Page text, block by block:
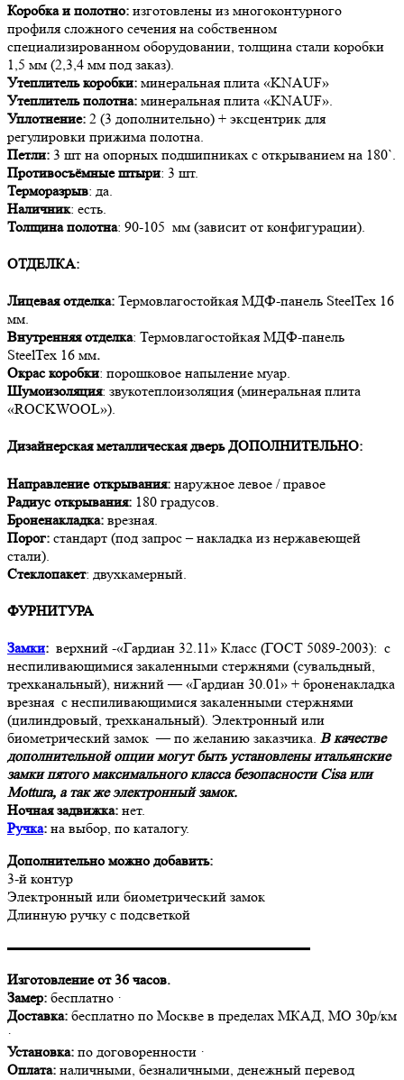
Коробка и полотно: изготовлены из многоконтурного
профиля сложного сечения на собственном
специализированном оборудовании, толщина стали коробки
1,5 мм (2,3,4 мм под заказ).
Утеплитель коробки: минеральная плита «KNAUF»
Утеплитель полотна: минеральная плита «KNAUF».
Уплотнение: 2 (3 дополнительно) + эксцентрик для
регулировки прижима полотна.
Петли: 3 шт на опорных подшипниках с открыванием на 180`.
Противосъёмные штыри: 3 шт.
Терморазрыв: да.
Наличник: есть.
Толщина полотна: 90-105 мм (зависит от конфигурации).
ОТДЕЛКА:
Лицевая отделка: Термовлагостойкая МДФ-панель SteelTex 16
мм.
Внутренняя отделка: Термовлагостойкая МДФ-панель
SteelTex 16 мм.
Окрас коробки: порошковое напыление муар.
Шумоизоляция: звукотеплоизоляция (минеральная плита
«ROCKWOOL»).
Дизайнерская металлическая дверьДОПОЛНИТЕЛЬНО:
Направление открывания: наружное левое / правое
Радиус открывания: 180 градусов.
Броненакладка: врезная.
Порог: стандарт (под запрос – накладка из нержавеющей
стали).
Стеклопакет: двухкамерный.
ФУРНИТУРА
Замки: верхний -«Гардиан 32.11» Класс (ГОСТ 5089-2003): с
неспиливающимися закаленными стержнями (сувальдный,
трехканальный), нижний — «Гардиан 30.01» + броненакладка
врезная с неспиливающимися закаленными стержнями
(цилиндровый, трехканальный). Электронный или
биометрический замок — по желанию заказчика. В качестве
дополнительной опции могут быть установлены итальянские
замки пятого максимального класса безопасности Cisa или
Mottura, а так же электронный замок.
Ночная задвижка: нет.
Ручка: на выбор, по каталогу.
Дополнительно можно добавить:
3-й контур
Электронный или биометрический замок
Длинную ручку с подсветкой
▬▬▬▬▬▬▬▬▬▬▬▬▬▬▬▬▬▬▬▬▬
Изготовление от 36 часов.
Замер: бесплатно ·
Доставка: бесплатно по Москве в пределах МКАД, МО 30р/км
·
Установка: по договоренности ·
Оплата: наличными, безналичными, денежный перевод